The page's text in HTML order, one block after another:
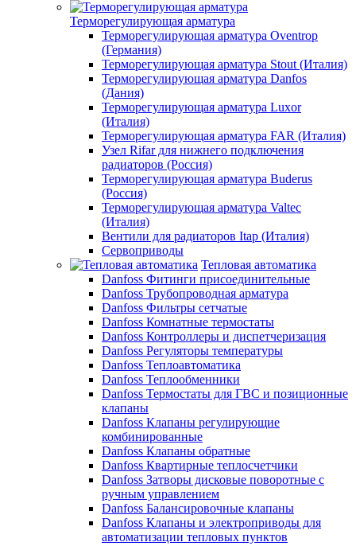
Терморегулирующая арматура
Терморегулирующая арматура Oventrop
(Германия)
Терморегулирующая арматура Stout (Италия)
Терморегулирующая арматура Danfos
(Дания)
Терморегулирующая арматура Luxor
(Италия)
Терморегулирующая арматура FAR (Италия)
Узел Rifar для нижнего подключения
радиаторов (Россия)
Терморегулирующая арматура Buderus
(Россия)
Терморегулирующая арматура Valtec
(Италия)
Вентили для радиаторов Itap (Италия)
Сервоприводы
Тепловая автоматика
Danfoss Фитинги присоединительные
Danfoss Трубопроводная арматура
Danfoss Фильтры сетчатые
Danfoss Комнатные термостаты
Danfoss Контроллеры и диспетчеризация
Danfoss Регуляторы температуры
Danfoss Теплоавтоматика
Danfoss Теплообменники
Danfoss Термостаты для ГВС и позиционные
клапаны
Danfoss Клапаны регулирующие
комбинированные
Danfoss Клапаны обратные
Danfoss Квартирные теплосчетчики
Danfoss Затворы дисковые поворотные с
ручным управлением
Danfoss Балансировочные клапаны
Danfoss Клапаны и электроприводы для
автоматизации тепловых пунктов